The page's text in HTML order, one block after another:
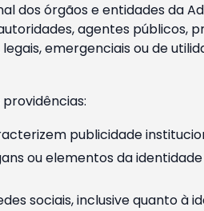
dos órgãos e entidades da
agentes públicos,
emergenciais ou de
publicidade
ou elementos da
sociais, inclusive quanto à